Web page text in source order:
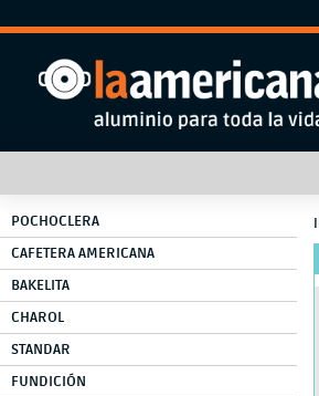
POCHOCLERA
CAFETERA AMERICANA
BAKELITA
CHAROL
STANDAR
FUNDICIÓN